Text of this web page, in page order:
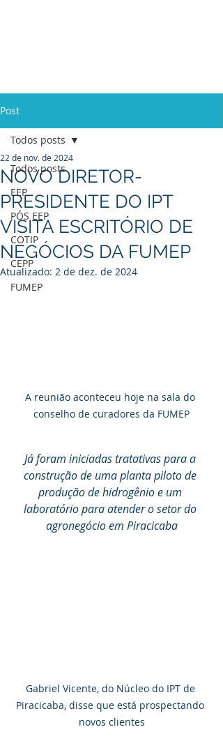
Post
Todos posts
EEP
PÓS EEP
COTIP
CEPP
FUMEP
Todos posts
NOVO DIRETOR-
PRESIDENTE DO IPT
VISITA ESCRITÓRIO DE
NEGÓCIOS DA FUMEP
22 de nov. de 2024
Atualizado: 2 de dez. de 2024
A reunião aconteceu hoje na sala do
conselho de curadores da FUMEP
Já foram iniciadas tratativas para a
construção de uma planta piloto de
produção de hidrogênio e um
laboratório para atender o setor do
agronegócio em Piracicaba
Gabriel Vicente, do Núcleo do IPT de
Piracicaba, disse que está prospectando
novos clientes